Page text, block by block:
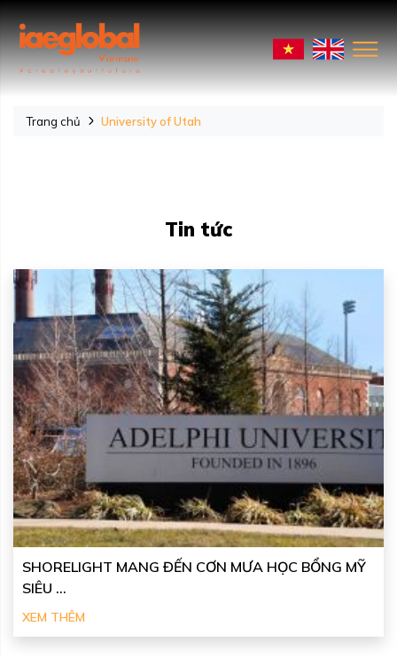
Trang chủ University of Utah
Tin tức
SHORELIGHT MANG ĐẾN CƠN MƯA HỌC BỔNG MỸ
SIÊU ...
XEM THÊM